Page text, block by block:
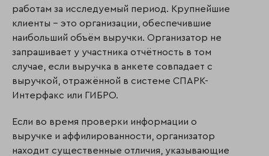
работам за исследуемый период. Крупнейшие
клиенты – это организации, обеспечившие
наибольший объём выручки. Организатор не
запрашивает у участника отчётность в том
случае, если выручка в анкете совпадает с
выручкой, отражённой в системе СПАРК-
Интерфакс или ГИБРО.
Если во время проверки информации о
выручке и аффилированности, организатор
находит существенные отличия, указывающие